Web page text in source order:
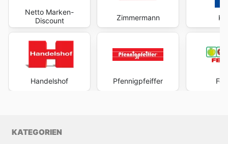
Netto Marken-
Discount
Handelshof
Zimmermann
Pfennigpfeiffer
KATEGORIEN